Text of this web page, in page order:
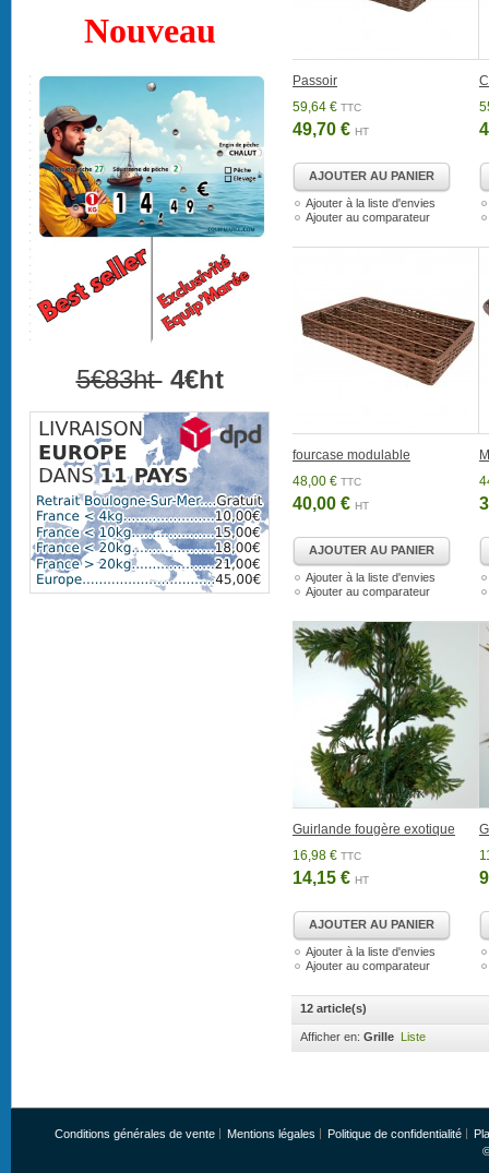
Passoir
59,64 € TTC
49,70 € HT
AJOUTER AU PANIER
Ajouter à la liste d'envies
Ajouter au comparateur
fourcase modulable
48,00 € TTC
40,00 € HT
AJOUTER AU PANIER
Ajouter à la liste d'envies
Ajouter au comparateur
Guirlande fougère exotique
16,98 € TTC
14,15 € HT
AJOUTER AU PANIER
Ajouter à la liste d'envies
Ajouter au comparateur
12 article(s)
Afficher en: Grille Liste
Nouveau
5€83ht4€ht
Conditions générales de vente Mentions légales Politique de confidentialité